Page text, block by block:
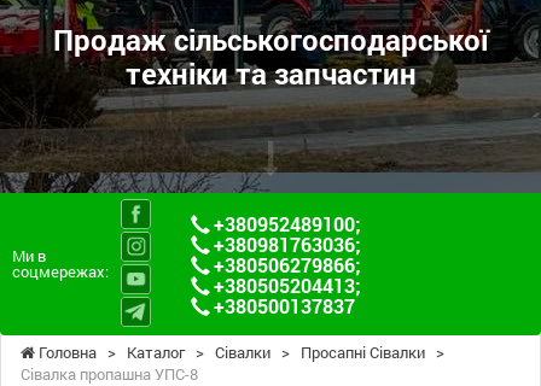
Продаж сільськогосподарської
техніки та запчастин
Ми в
соцмережах:
+380952489100;
+380981763036;
+380506279866;
+380505204413;
+380500137837
Головна > Каталог > Сівалки > Просапні Сівалки >
Сівалка пропашна УПС-8